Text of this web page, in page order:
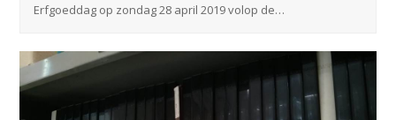
Erfgoeddag op zondag 28 april 2019 volop de…